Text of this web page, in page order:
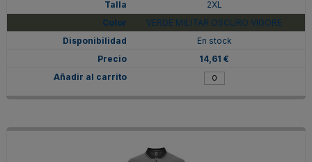
2XL
VERDE MILITAR OSCURO VIGORE
En stock
14,61 €